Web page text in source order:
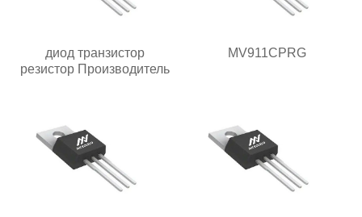
диод транзистор
резистор Производитель
MV911CPRG